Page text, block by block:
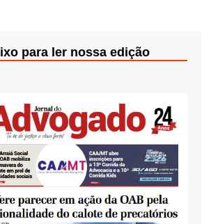
para ler nossa edição